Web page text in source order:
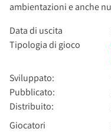
ambientazioni e anche
Data di uscita
Tipologia di gioco
Sviluppato:
Pubblicato:
Distribuito:
Giocatori